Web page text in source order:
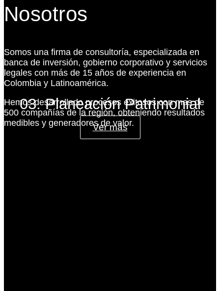
03. Planeación Patrimonial
Ver más
Nosotros
Somos una firma de consultoría, especializada en
banca de inversión, gobierno corporativo y servicios
legales con más de 15 años de experiencia en
Colombia y Latinoamérica.
Hemos desarrollado procesos exitosos con mas de
500 compañías de la región, obteniendo resultados
medibles y generadores de valor.